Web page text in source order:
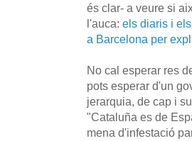
és clar- a veure si
l'auca: els diaris i
a Barcelona per
No cal esperar res
pots esperar d'un
jerarquia, de cap i
"Cataluña es de
mena d'infestació